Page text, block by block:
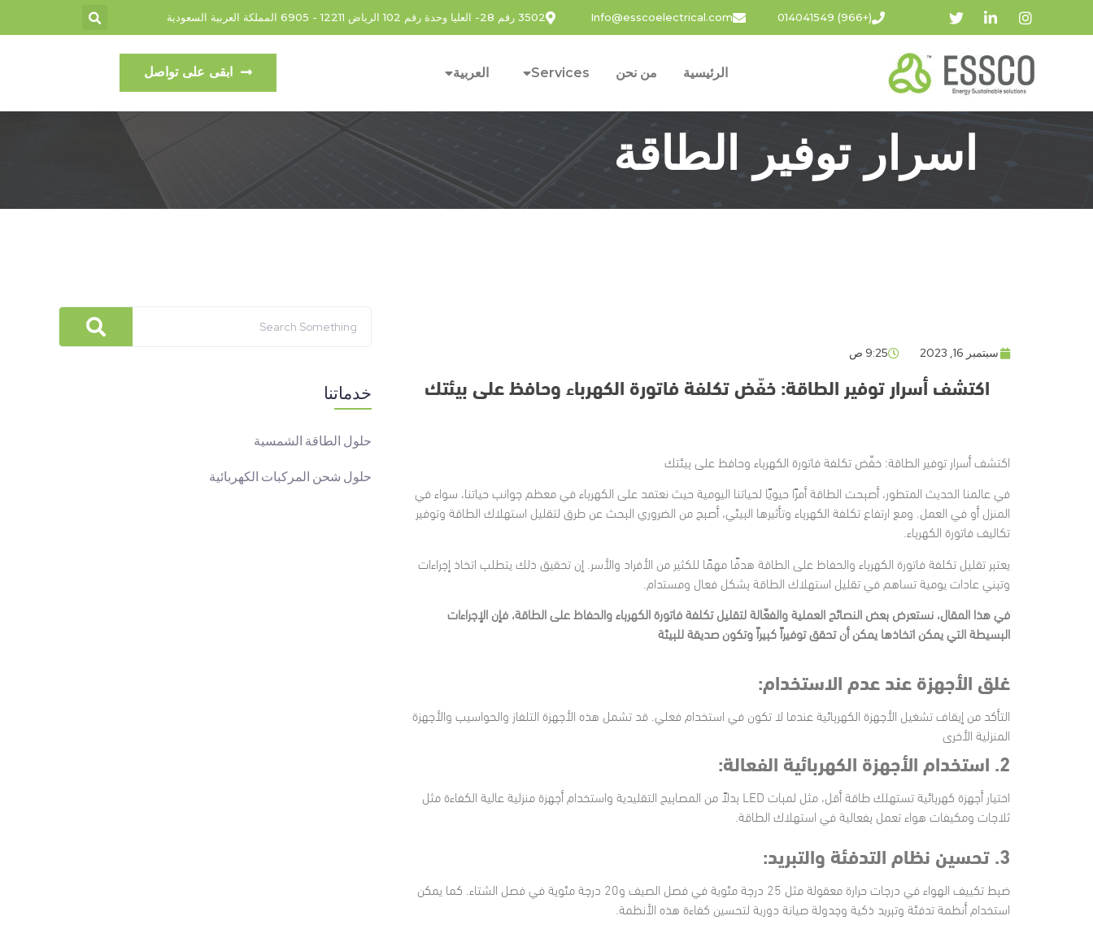
(+966) 014041549
Info@esscoelectrical.com 3502 رقم 28- العليا وحدة رقم 102 الرياض 12211 - 6905 المملكة العربية السعودية
الرئيسية من نحن Services العربية ابقى على تواصل
اكتشف أسرار توفير الطاقة: خفّض تكلفة فاتورة الكهرباء وحافظ على
بيئتكاسرار توفير الطاقة
سبتمبر 16, 2023 9:25 ص
اكتشف أسرار توفير الطاقة: خفّض تكلفة فاتورة الكهرباء وحافظ على بيئتك
اكتشف أسرار توفير الطاقة: خفّض تكلفة فاتورة الكهرباء وحافظ على بيئتك
في عالمنا الحديث المتطور، أصبحت الطاقة أمرًا حيويًا لحياتنا اليومية حيث نعتمد على الكهرباء في معظم جوانب حياتنا، سواء في
المنزل أو في العمل. ومع ارتفاع تكلفة الكهرباء وتأثيرها البيئي، أصبح من الضروري البحث عن طرق لتقليل استهلاك الطاقة وتوفير
تكاليف فاتورة الكهرباء.
يعتبر تقليل تكلفة فاتورة الكهرباء والحفاظ على الطاقة هدفًا مهمًا للكثير من الأفراد والأسر. إن تحقيق ذلك يتطلب اتخاذ إجراءات
وتبني عادات يومية تساهم في تقليل استهلاك الطاقة بشكل فعال ومستدام.
في هذا المقال، نستعرض بعض النصائح العملية والفعّالة لتقليل تكلفة فاتورة الكهرباء والحفاظ على الطاقة، فإن الإجراءات
البسيطة التي يمكن اتخاذها يمكن أن تحقق توفيراً كبيراً وتكون صديقة للبيئة
غلق الأجهزة عند عدم الاستخدام:
التأكد من إيقاف تشغيل الأجهزة الكهربائية عندما لا تكون في استخدام فعلي. قد تشمل هذه الأجهزة التلفاز والحواسيب والأجهزة
المنزلية الأخرى
2. استخدام الأجهزة الكهربائية الفعالة:
اختيار أجهزة كهربائية تستهلك طاقة أقل، مثل لمبات LED بدلاً من المصابيح التقليدية واستخدام أجهزة منزلية عالية الكفاءة مثل
ثلاجات ومكيفات هواء تعمل بفعالية في استهلاك الطاقة.
3. تحسين نظام التدفئة والتبريد:
ضبط تكييف الهواء في درجات حرارة معقولة مثل 25 درجة مئوية في فصل الصيف و20 درجة مئوية في فصل الشتاء. كما يمكن
استخدام أنظمة تدفئة وتبريد ذكية وجدولة صيانة دورية لتحسين كفاءة هذه الأنظمة.
خدماتنا
حلول الطاقة الشمسية
حلول شحن المركبات الكهربائية